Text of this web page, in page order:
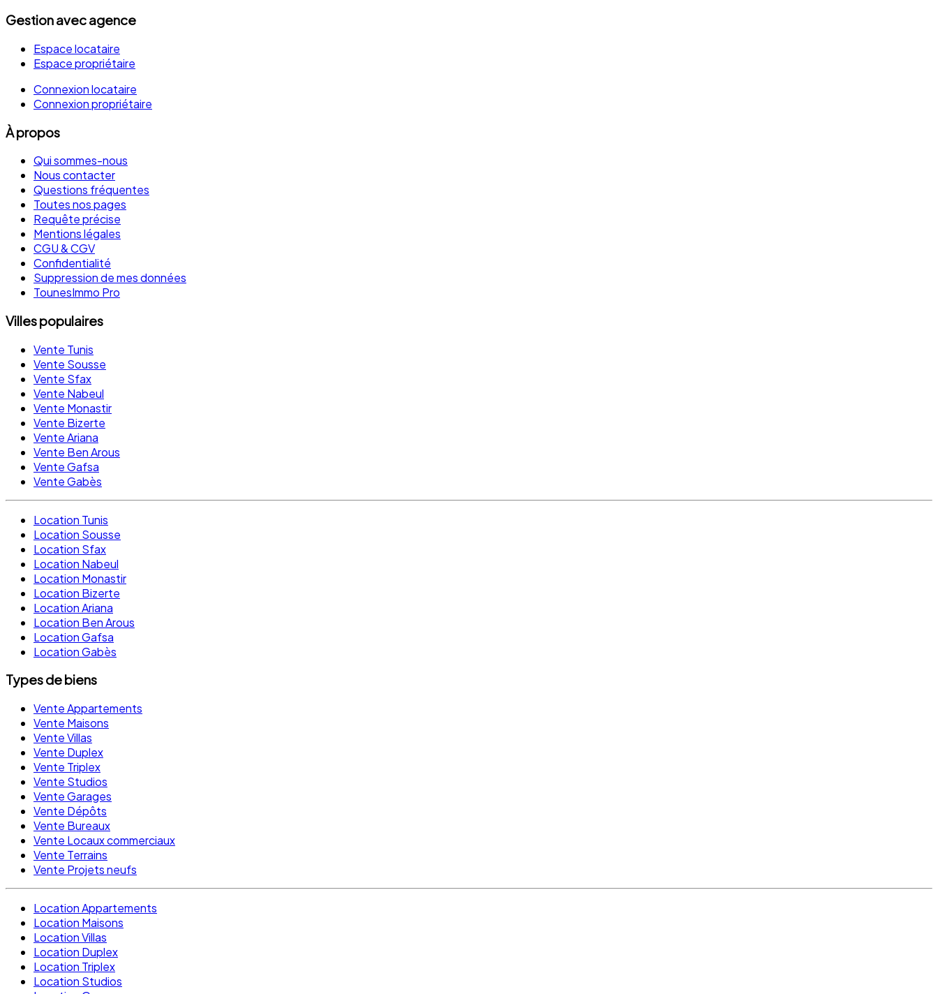
Gestion avec agence
Espace locataire
Espace propriétaire
Connexion locataire
Connexion propriétaire
À propos
Qui sommes-nous
Nous contacter
Questions fréquentes
Toutes nos pages
Requête précise
Mentions légales
CGU & CGV
Confidentialité
Suppression de mes données
TounesImmo Pro
Villes populaires
Vente Tunis
Vente Sousse
Vente Sfax
Vente Nabeul
Vente Monastir
Vente Bizerte
Vente Ariana
Vente Ben Arous
Vente Gafsa
Vente Gabès
Location Tunis
Location Sousse
Location Sfax
Location Nabeul
Location Monastir
Location Bizerte
Location Ariana
Location Ben Arous
Location Gafsa
Location Gabès
Types de biens
Vente Appartements
Vente Maisons
Vente Villas
Vente Duplex
Vente Triplex
Vente Studios
Vente Garages
Vente Dépôts
Vente Bureaux
Vente Locaux commerciaux
Vente Terrains
Vente Projets neufs
Location Appartements
Location Maisons
Location Villas
Location Duplex
Location Triplex
Location Studios